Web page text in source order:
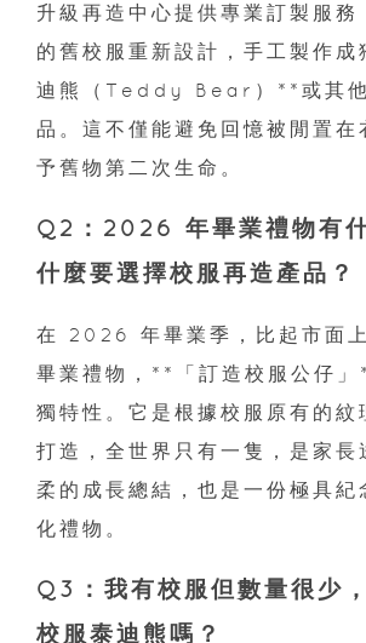
升級再造中心提供專業訂製服務
的舊校服重新設計，手工製作成
迪熊（Teddy Bear）**或其他
品。這不僅能避免回憶被閒置在
予舊物第二次生命。
Q2：2026 年畢業禮物有
什麼要選擇校服再造產品？
在 2026 年畢業季，比起市面
畢業禮物，**「訂造校服公仔
獨特性。它是根據校服原有的紋
打造，全世界只有一隻，是家長
柔的成長總結，也是一份極具紀
化禮物。
Q3：我有校服但數量很少
校服泰迪熊嗎？